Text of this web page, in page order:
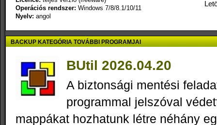
Operációs rendszer: Windows 7/8/8.1/10/11
Nyelv: angol
BACKUP KATEGÓRIA TOVÁBBI PROGRAMJAI
BUtil 2026.04.20
A biztonsági mentési
programmal jelszóval
mappákat hozhatunk létre néhány